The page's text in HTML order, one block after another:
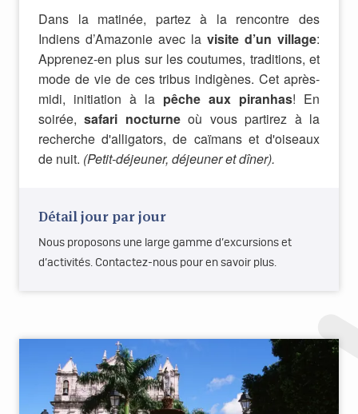
Dans la matinée, partez à la rencontre des
Indiens d’Amazonie avec la visite d’un village:
Apprenez-en plus sur les coutumes, traditions, et
mode de vie de ces tribus indigènes. Cet après-
midi, initiation à la pêche aux piranhas! En
soirée,safari nocturneoù vous partirez à la
recherche d'alligators, de caïmans et d'oiseaux
de nuit. (Petit-déjeuner, déjeuner et dîner).
Détail jour par jour
Nous proposons une large gamme d’excursions et
d’activités. Contactez-nous pour en savoir plus.